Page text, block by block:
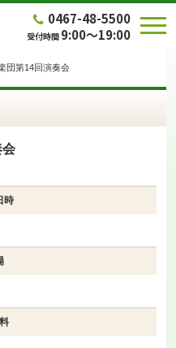
0467-48-5500
受付時間 9:00～19:00
団第14回演奏会
会
時